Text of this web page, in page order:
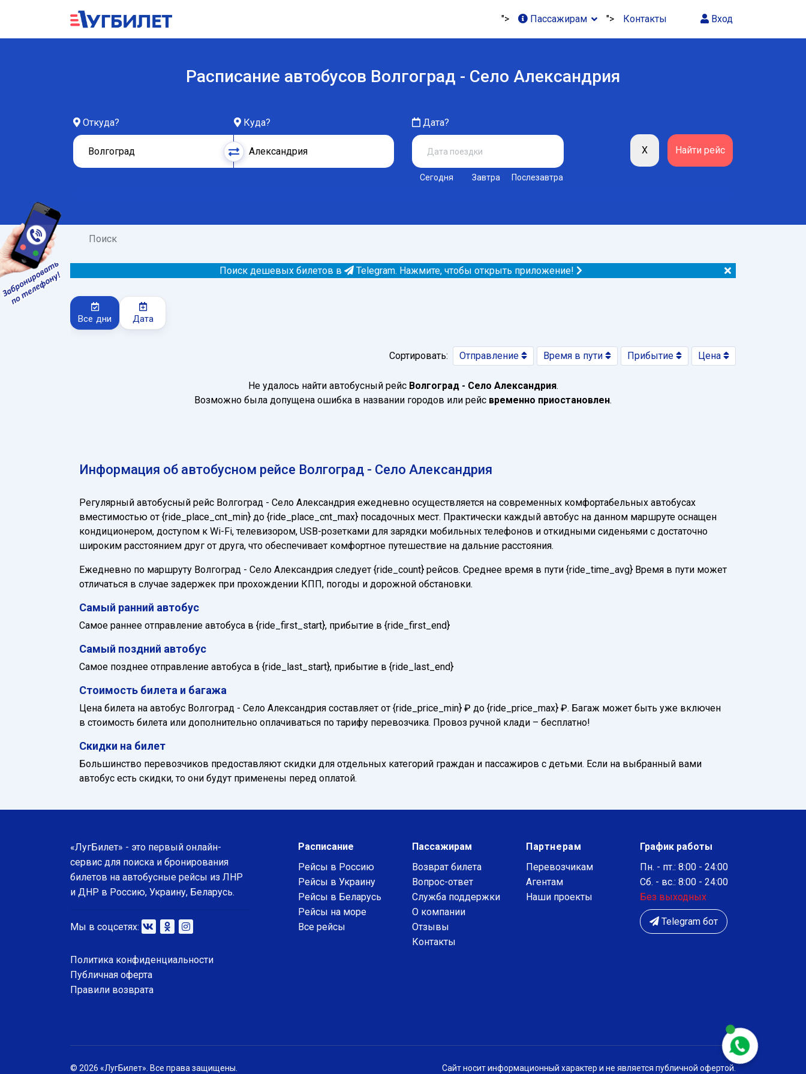
Вход
"> Пассажирам "> Контакты
Расписание автобусов Волгоград - Село Александрия
Откуда? Куда? Дата?
Сегодня Завтра Послезавтра
Поиск
Поиск дешевых билетов в Telegram. Нажмите, чтобы открыть приложение!
Все дни Дата
Сортировать: Отправление Время в пути Прибытие Цена
Не удалось найти автобусный рейс Волгоград - Село Александрия.
Возможно была допущена ошибка в названии городов или рейс временно приостановлен.
Информация об автобусном рейсе Волгоград - Село Александрия
Регулярный автобусный рейс Волгоград - Село Александрия ежедневно осуществляется на современных комфортабельных автобусах
вместимостью от {ride_place_cnt_min} до {ride_place_cnt_max} посадочных мест. Практически каждый автобус на данном маршруте оснащен
кондиционером, доступом к Wi-Fi, телевизором, USB-розетками для зарядки мобильных телефонов и откидными сиденьями с достаточно
широким расстоянием друг от друга, что обеспечивает комфортное путешествие на дальние расстояния.
Ежедневно по маршруту Волгоград - Село Александрия следует {ride_count} рейсов. Среднее время в пути {ride_time_avg} Время в пути может
отличаться в случае задержек при прохождении КПП, погоды и дорожной обстановки.
Самый ранний автобус
Самое раннее отправление автобуса в {ride_first_start}, прибытие в {ride_first_end}
Самый поздний автобус
Самое позднее отправление автобуса в {ride_last_start}, прибытие в {ride_last_end}
Стоимость билета и багажа
Цена билета на автобус Волгоград - Село Александрия составляет от {ride_price_min} ₽ до {ride_price_max} ₽. Багаж может быть уже включен
в стоимость билета или дополнительно оплачиваться по тарифу перевозчика. Провоз ручной клади – бесплатно!
Скидки на билет
Большинство перевозчиков предоставляют скидки для отдельных категорий граждан и пассажиров с детьми. Если на выбранный вами
автобус есть скидки, то они будут применены перед оплатой.
«ЛугБилет» - это первый онлайн-
сервис для поиска и бронирования
билетов на автобусные рейсы из ЛНР
и ДНР в Россию, Украину, Беларусь.
Мы в соцсетях:
Политика конфиденциальности
Публичная оферта
Правили возврата
Расписание
Рейсы в Россию
Рейсы в Украину
Рейсы в Беларусь
Рейсы на море
Все рейсы
Пассажирам
Возврат билета
Вопрос-ответ
Служба поддержки
О компании
Отзывы
Контакты
Партнерам
Перевозчикам
Агентам
Наши проекты
График работы
Пн. - пт.: 8:00 - 24:00
Сб. - вс.: 8:00 - 24:00
Без выходных
Telegram бот
© 2026 «ЛугБилет». Все права защищены. Сайт носит информационный характер и не является публичной офертой.